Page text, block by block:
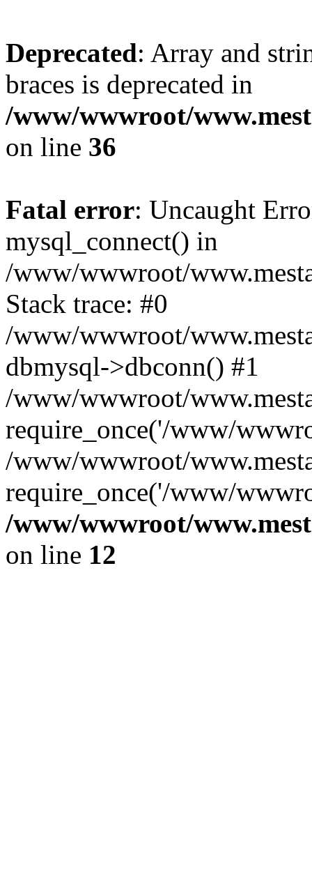
Deprecated: Array and
braces is deprecated in
/www/wwwroot/
on line 36
Fatal error: Uncaught
mysql_connect() in
/www/wwwroot/
Stack trace: #0
/www/wwwroot/
dbmysql->dbconn() #1
/www/wwwroot/
require_once('/www/
/www/wwwroot/
require_once('/www/
/www/wwwroot/
on line 12